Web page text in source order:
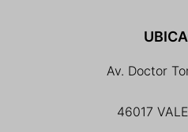
Av. Doctor
46017